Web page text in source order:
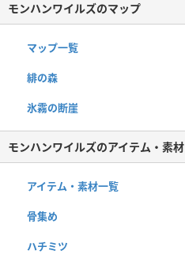
モンハンワイルズのマップ
マップ一覧
緋の森
氷霧の断崖
モンハンワイルズのアイテム・素材
アイテム・素材一覧
骨集め
ハチミツ